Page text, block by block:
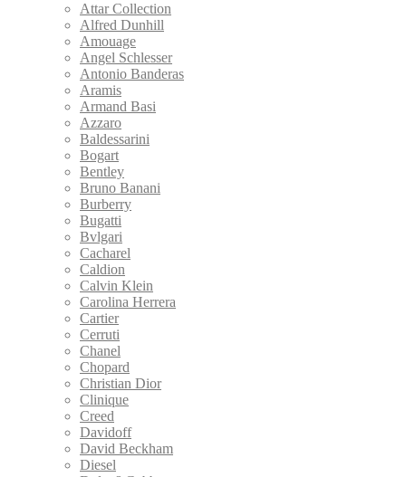
Attar Collection
Alfred Dunhill
Amouage
Angel Schlesser
Antonio Banderas
Aramis
Armand Basi
Azzaro
Baldessarini
Bogart
Bentley
Bruno Banani
Burberry
Bugatti
Bvlgari
Cacharel
Caldion
Calvin Klein
Carolina Herrera
Cartier
Cerruti
Chanel
Chopard
Christian Dior
Clinique
Creed
Davidoff
David Beckham
Diesel